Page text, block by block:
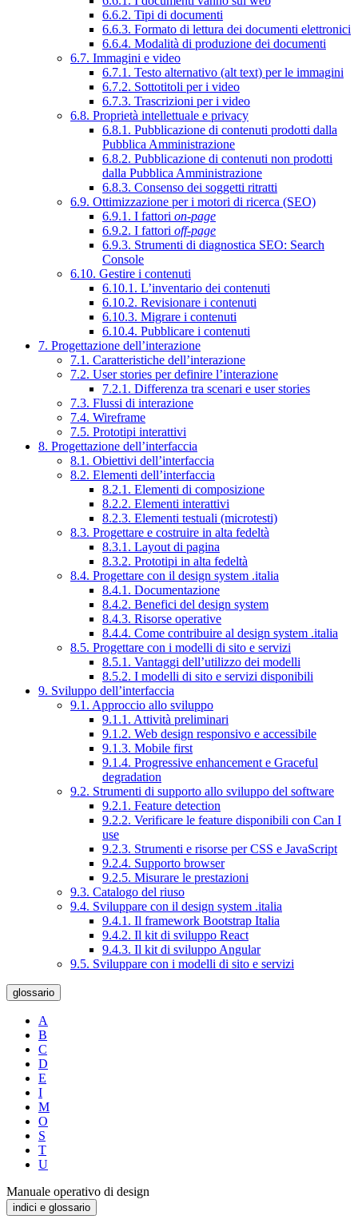
6.6.2. Tipi di documenti
6.6.3. Formato di lettura dei documenti elettronici
6.6.4. Modalità di produzione dei documenti
6.7. Immagini e video
6.7.1. Testo alternativo (alt text) per le immagini
6.7.2. Sottotitoli per i video
6.7.3. Trascrizioni per i video
6.8. Proprietà intellettuale e privacy
6.8.1. Pubblicazione di contenuti prodotti dalla
Pubblica Amministrazione
6.8.2. Pubblicazione di contenuti non prodotti
dalla Pubblica Amministrazione
6.8.3. Consenso dei soggetti ritratti
6.9. Ottimizzazione per i motori di ricerca (SEO)
6.9.1. I fattori on-page
6.9.2. I fattori off-page
6.9.3. Strumenti di diagnostica SEO: Search
Console
6.10. Gestire i contenuti
6.10.1. L’inventario dei contenuti
6.10.2. Revisionare i contenuti
6.10.3. Migrare i contenuti
6.10.4. Pubblicare i contenuti
7. Progettazione dell’interazione
7.1. Caratteristiche dell’interazione
7.2. User stories per definire l’interazione
7.2.1. Differenza tra scenari e user stories
7.3. Flussi di interazione
7.4. Wireframe
7.5. Prototipi interattivi
8. Progettazione dell’interfaccia
8.1. Obiettivi dell’interfaccia
8.2. Elementi dell’interfaccia
8.2.1. Elementi di composizione
8.2.2. Elementi interattivi
8.2.3. Elementi testuali (microtesti)
8.3. Progettare e costruire in alta fedeltà
8.3.1. Layout di pagina
8.3.2. Prototipi in alta fedeltà
8.4. Progettare con il design system .italia
8.4.1. Documentazione
8.4.2. Benefici del design system
8.4.3. Risorse operative
8.4.4. Come contribuire al design system .italia
8.5. Progettare con i modelli di sito e servizi
8.5.1. Vantaggi dell’utilizzo dei modelli
8.5.2. I modelli di sito e servizi disponibili
9. Sviluppo dell’interfaccia
9.1. Approccio allo sviluppo
9.1.1. Attività preliminari
9.1.2. Web design responsivo e accessibile
9.1.3. Mobile first
9.1.4. Progressive enhancement e Graceful
degradation
9.2. Strumenti di supporto allo sviluppo del software
9.2.1. Feature detection
9.2.2. Verificare le feature disponibili con Can I
use
9.2.3. Strumenti e risorse per CSS e JavaScript
9.2.4. Supporto browser
9.2.5. Misurare le prestazioni
9.3. Catalogo del riuso
9.4. Sviluppare con il design system .italia
9.4.1. Il framework Bootstrap Italia
9.4.2. Il kit di sviluppo React
9.4.3. Il kit di sviluppo Angular
9.5. Sviluppare con i modelli di sito e servizi
glossario
A
B
C
D
E
I
M
O
S
T
U
Manuale operativo di design
indici e glossario